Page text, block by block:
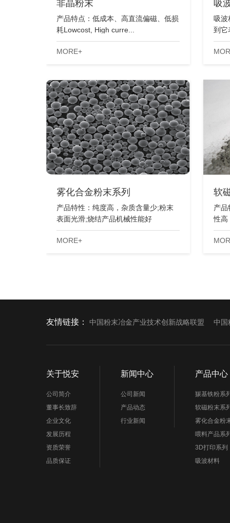
非晶粉末
产品特点：低成本、高直流偏磁、低损
耗Lowcost, High curre...
MORE+
吸
吸波
到它
雾化合金粉末系列
产品特性：纯度高，杂质含量少;粉末
表面光滑;烧结产品机械性能好
MORE+
软
产品
性高
友情链接： 中国粉末冶金产业技术创新战略联盟 中国
关于悦安
公司简介
董事长致辞
企业文化
发展历程
资质荣誉
品质保证
新闻中心
公司新闻
产品动态
行业新闻
产品中心
羰基铁粉系
软磁粉末系
雾化合金粉
喂料产品系
3D打印系列
吸波材料